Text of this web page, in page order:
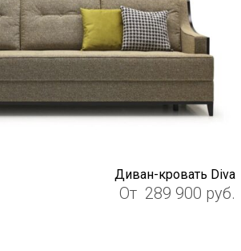
Диван-кровать Diva
От 289 900 руб.